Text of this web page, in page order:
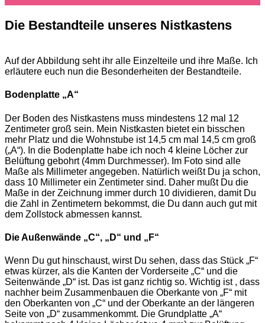
Die Bestandteile unseres Nistkastens
Auf der Abbildung seht ihr alle Einzelteile und ihre Maße. Ich
erläutere euch nun die Besonderheiten der Bestandteile.
Bodenplatte „A“
Der Boden des Nistkastens muss mindestens 12 mal 12
Zentimeter groß sein. Mein Nistkasten bietet ein bisschen
mehr Platz und die Wohnstube ist 14,5 cm mal 14,5 cm groß
(„A“). In die Bodenplatte habe ich noch 4 kleine Löcher zur
Belüftung gebohrt (4mm Durchmesser). Im Foto sind alle
Maße als Millimeter angegeben. Natürlich weißt Du ja schon,
dass 10 Millimeter ein Zentimeter sind. Daher mußt Du die
Maße in der Zeichnung immer durch 10 dividieren, damit Du
die Zahl in Zentimetern bekommst, die Du dann auch gut mit
dem Zollstock abmessen kannst.
Die Außenwände „C“, „D“ und „F“
Wenn Du gut hinschaust, wirst Du sehen, dass das Stück „F“
etwas kürzer, als die Kanten der Vorderseite „C“ und die
Seitenwände „D“ ist. Das ist ganz richtig so. Wichtig ist , dass
nachher beim Zusammenbauen die Oberkante von „F“ mit
den Oberkanten von „C“ und der Oberkante an der längeren
Seite von „D“ zusammenkommt. Die Grundplatte „A“